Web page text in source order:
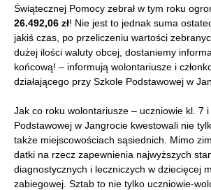
Świątecznej Pomocy zebrał w tym roku
26.492,06 zł! Nie jest to jednak suma
jakiś czas, po przeliczeniu wartości
dużej ilości waluty obcej, dostaniemy
końcową! – informują wolontariusze i
działającego przy Szkole Podstawowej w
Jak co roku wolontariusze – uczniowie kl. 7 i
Podstawowej w Jangrocie kwestowali nie
także miejscowościach sąsiednich. Mimo
datki na rzecz zapewnienia najwyższych
diagnostycznych i leczniczych w dziecięcej
zabiegowej. Sztab to nie tylko uczniowie-